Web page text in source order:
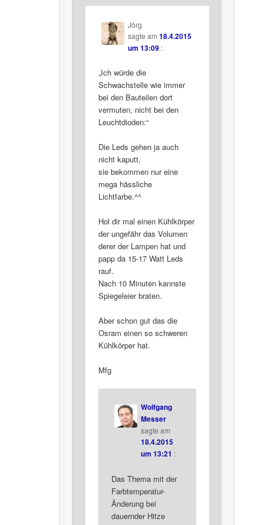
Jörg
sagte am 18.4.2015
um 13:09 :
„Ich würde die
Schwachstelle wie immer
bei den Bauteilen dort
vermuten, nicht bei den
Leuchtdioden:“
Die Leds gehen ja auch
nicht kaputt,
sie bekommen nur eine
mega hässliche
Lichtfarbe.^^
Hol dir mal einen Kühlkörper
der ungefähr das Volumen
derer der Lampen hat und
papp da 15-17 Watt Leds
rauf.
Nach 10 Minuten kannste
Spiegeleier braten.
Aber schon gut das die
Osram einen so schweren
Kühlkörper hat.
Mfg
Wolfgang
Messer
sagte am
18.4.2015
um 13:21 :
Das Thema mit der
Farbtemperatur-
Änderung bei
dauernder Hitze